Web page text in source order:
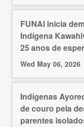
FUNAI inicia
Indígena
25 anos de
Wed May 06, 2026
Indígenas
de couro pela
parentes